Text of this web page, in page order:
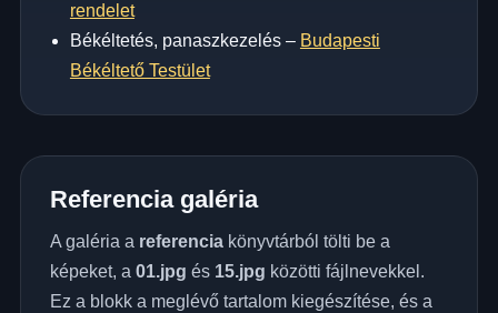
rendelet
Békéltetés, panaszkezelés – Budapesti
Békéltető Testület
Referencia galéria
A galéria a referenciakönyvtárból tölti be a
képeket, a 01.jpg és 15.jpg közötti fájlnevekkel.
Ez a blokk a meglévő tartalom kiegészítése, és a